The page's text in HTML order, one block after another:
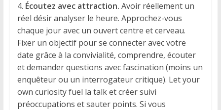
4. Écoutez avec attraction. Avoir réellement un
réel désir analyser le heure. Approchez-vous
chaque jour avec un ouvert centre et cerveau.
Fixer un objectif pour se connecter avec votre
date grâce à la convivialité, comprendre, écouter
et demander questions avec fascination (moins un
enquêteur ou un interrogateur critique). Let your
own curiosity fuel la talk et créer suivi
préoccupations et sauter points. Si vous